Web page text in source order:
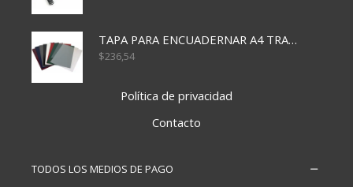
TAPA PARA ENCUADERNAR A4 TRANSP x50x500
$236,54
Política de privacidad
Contacto
TODOS LOS MEDIOS DE PAGO